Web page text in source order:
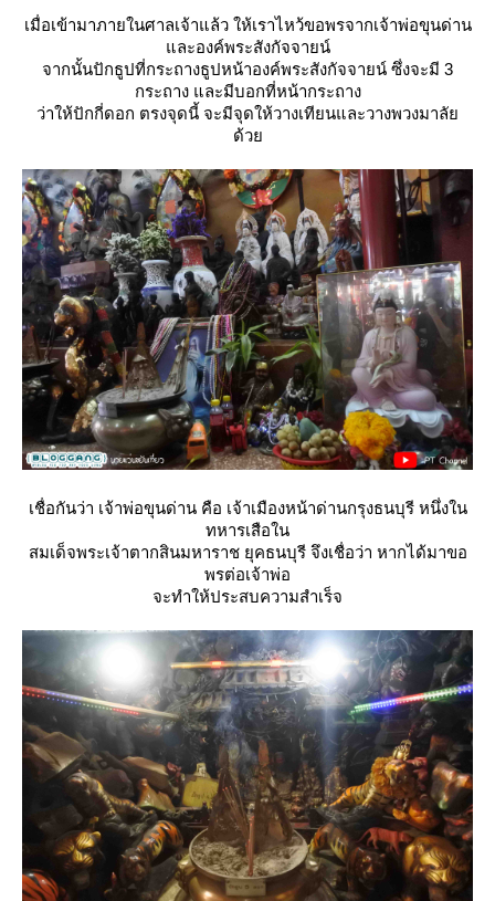
เมื่อเข้ามาภายในศาลเจ้าแล้ว ให้เราไหว้ขอพรจากเจ้าพ่อขุนด่าน
ละองค์พระสังกัจจายน์
จากนั้นปักธูปที่กระถางธูปหน้าองค์พระสังกัจจายน์ ซึ่งจะมี 3
กระถาง และมีบอกที่หน้ากระถาง
ว่าให้ปักกี่ดอก ตรงจุดนี้ จะมีจุดให้วางเทียนและวางพวงมาลั
ด้ว
เชื่อกันว่า เจ้าพ่อขุนด่าน คือ เจ้าเมืองหน้าด่านกรุงธนบุรี หนึ่งใน
ทหารเสือใน
สมเด็จพระเจ้าตากสินมหาราช ยุคธนบุรี จึงเชื่อว่า หากได้มาขอ
พรต่อเจ้าพ่อ
จะทำให้ประสบความสำเร็จ